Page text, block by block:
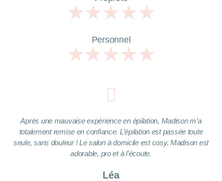
★★★★★
Personnel
★★★★★
Après une mauvaise expérience en épilation, Madison m’a
totalement remise en confiance. L’épilation est passée toute
seule, sans douleur ! Le salon à domicile est cosy. Madison est
adorable, pro et à l’écoute.
Léa